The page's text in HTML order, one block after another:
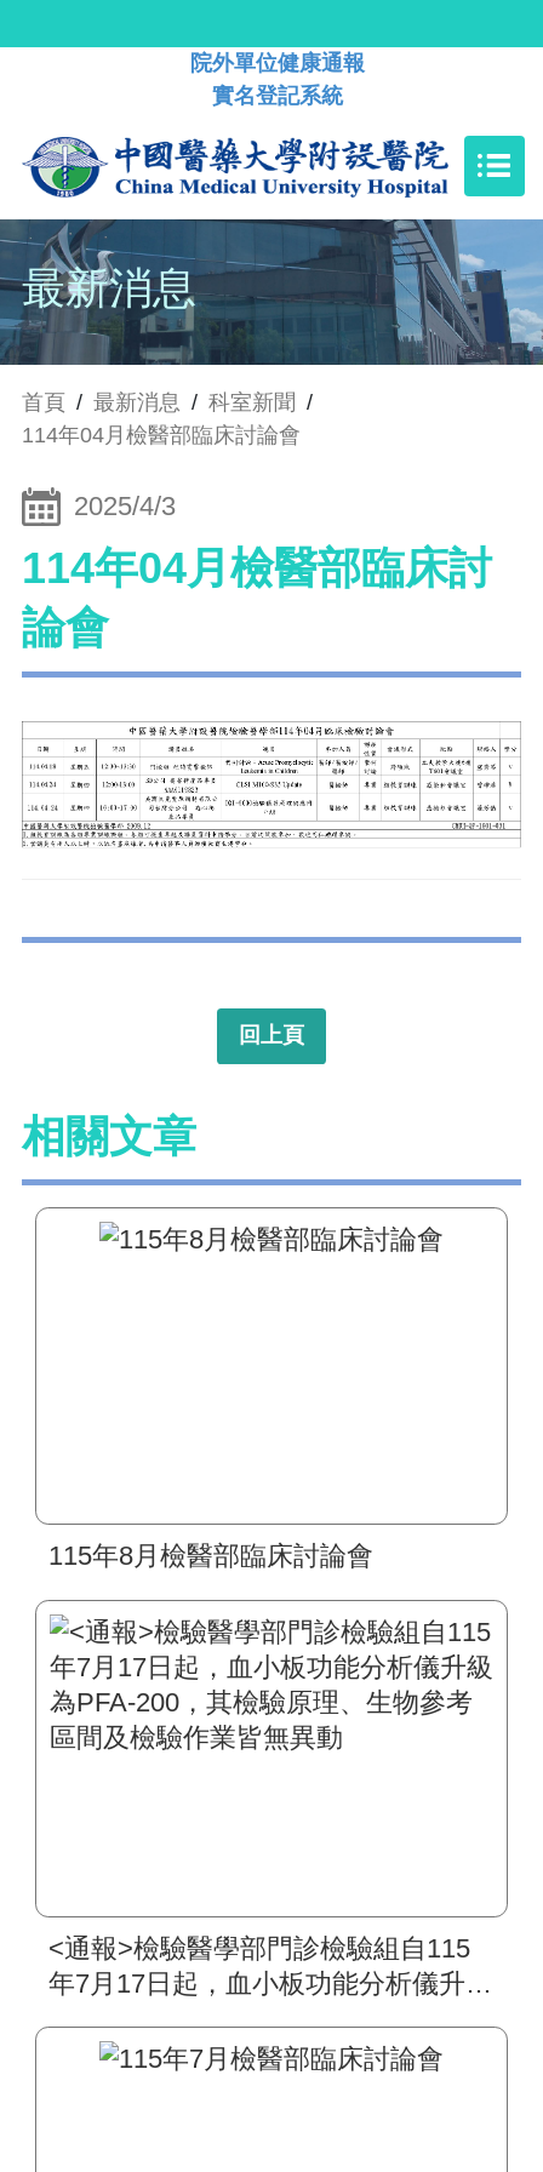
院外單位健康通報
實名登記系統
最新消息
首頁 / 最新消息 / 科室新聞 /
114年04月檢醫部臨床討論會
2025/4/3
114年04月檢醫部臨床討
論會
回上頁
相關文章
115年8月檢醫部臨床討論會
<通報>檢驗醫學部門診檢驗組自115
年7月17日起，血小板功能分析儀升級
區間及檢驗作業皆無異動